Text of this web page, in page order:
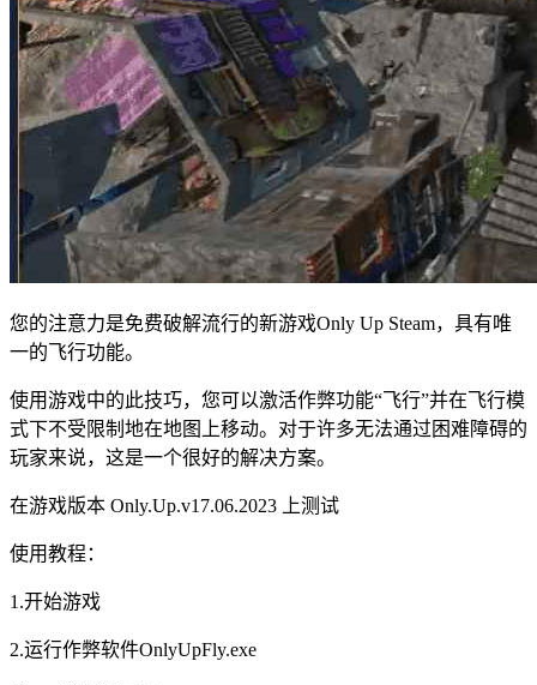
您的注意力是免费破解流行的新游戏Only Up Steam，具有唯
一的飞行功能。
使用游戏中的此技巧，您可以激活作弊功能“飞行”并在飞行模
式下不受限制地在地图上移动。对于许多无法通过困难障碍的
玩家来说，这是一个很好的解决方案。
在游戏版本 Only.Up.v17.06.2023 上测试
使用教程：
1.开始游戏
2.运行作弊软件OnlyUpFly.exe